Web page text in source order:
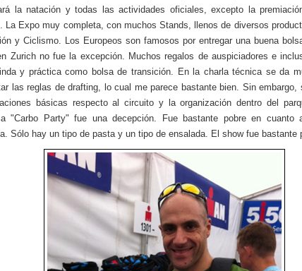
la natación y todas las actividades oficiales, excepto la
La Expo muy completa, con muchos Stands, llenos de diversos
y Ciclismo. Los Europeos son famosos por entregar una buena
Zurich no fue la excepción. Muchos regalos de auspiciadores e
y práctica como bolsa de transición. En la charla técnica se da
las reglas de drafting, lo cual me parece bastante bien. Sin embargo,
básicas respecto al circuito y la organización dentro del
"Carbo Party" fue una decepción. Fue bastante pobre en cuanto
Sólo hay un tipo de pasta y un tipo de ensalada. El show fue bastante